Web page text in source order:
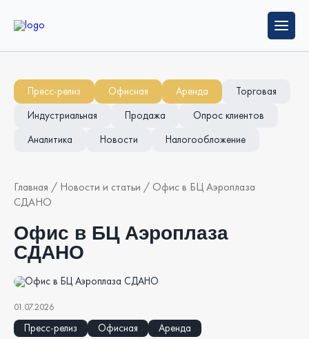
Пресс-релиз Офисная Аренда
Торговая
Индустриальная
Продажа
Опрос клиентов
Аналитика
Новости Налогообложение
Главная / Новости и статьи / Офис в БЦ Аэроплаза
СДАНО
Офис в БЦ Аэроплаза
СДАНО
01.07.2026
Пресс-релиз Офисная Аренда